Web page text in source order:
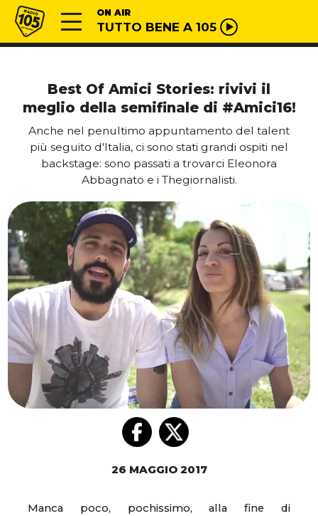
Vai al contenuto
Radio 105 ON AIR
TUTTO BENE A 105
Best Of Amici Stories: rivivi il
meglio della semifinale di #Amici16!
Anche nel penultimo appuntamento del talent
più seguito d'Italia, ci sono stati grandi ospiti nel
backstage: sono passati a trovarci Eleonora
Abbagnato e i Thegiornalisti.
26 MAGGIO 2017
Manca poco, pochissimo, alla fine di